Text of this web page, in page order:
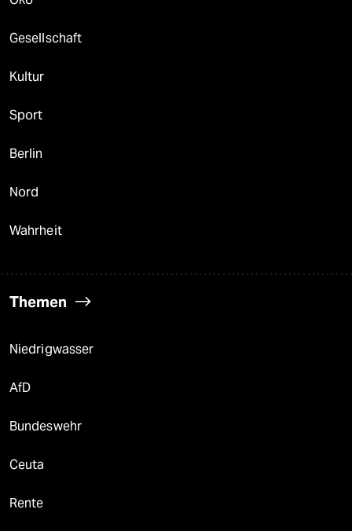
Gesellschaft
Kultur
Sport
Berlin
Nord
Wahrheit
Themen
Niedrigwasser
AfD
Bundeswehr
Ceuta
Rente